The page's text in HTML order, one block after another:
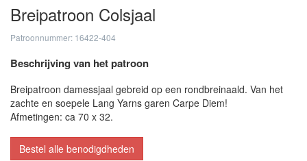
Breipatroon Colsjaal
Patroonnummer: 16422-404
Beschrijving van het patroon
Breipatroon damessjaal gebreid op een rondbreinaald. Van het
zachte en soepele Lang Yarns garen Carpe Diem!
Afmetingen: ca 70 x 32.
Bestel alle benodigdheden